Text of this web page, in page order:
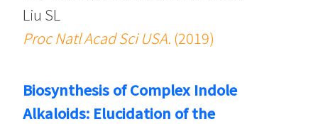
Liu SL
Proc Natl Acad Sci USA. (2019)
Biosynthesis of Complex Indole
Alkaloids: Elucidation of the